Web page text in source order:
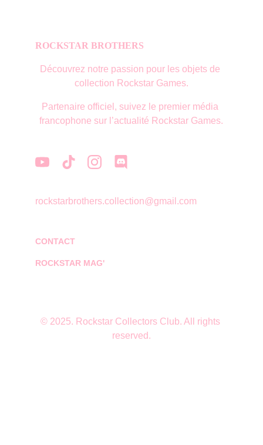
ROCKSTAR BROTHERS
Découvrez notre passion pour les objets de
collection Rockstar Games.
CONTACT
rockstarbrothers.collection@gmail.com
© 2025. Rockstar Collectors Club. All rights
reserved.
ROCKSTAR MAG'
Partenaire officiel, suivez le premier média
francophone sur l’actualité Rockstar Games.